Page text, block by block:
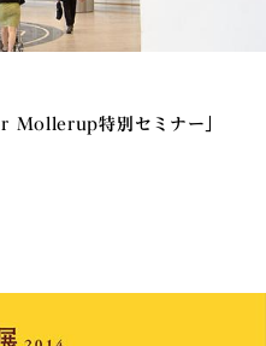
Mollerup特別セミナー」